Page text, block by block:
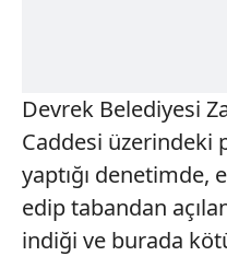
Devrek Belediyesi
Caddesi üzerindeki
yaptığı
edip tabandan
indiği ve burada